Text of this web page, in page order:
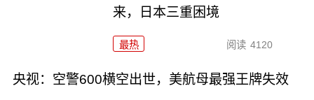
来，日本三重困境
最热 阅读 4120
央视：空警600横空出世，美航母最强王牌失效